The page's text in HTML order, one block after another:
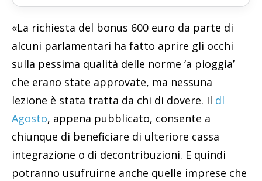
«La richiesta del bonus 600 euro da parte di
alcuni parlamentari ha fatto aprire gli occhi
sulla pessima qualità delle norme ‘a pioggia’
che erano state approvate, ma nessuna
lezione è stata tratta da chi di dovere. Il dl
Agosto, appena pubblicato, consente a
chiunque di beneficiare di ulteriore cassa
integrazione o di decontribuzioni. E quindi
potranno usufruirne anche quelle imprese che